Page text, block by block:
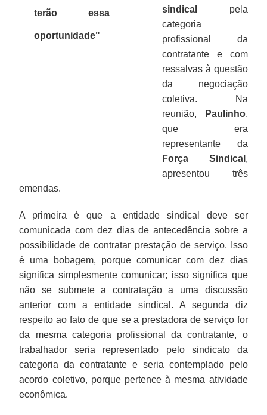
terão essa
oportunidade"
sindical
pela
categoria
profissional da
contratante e com
ressalvas à questão
da negociação
coletiva. Na
reunião,
Paulinho,
que era
representante da
Força Sindical ,
apresentou três
emendas.
A primeira é que a entidade sindical deve ser
comunicada com dez dias de antecedência sobre a
possibilidade de contratar prestação de serviço. Isso
é uma bobagem, porque comunicar com dez dias
significa simplesmente comunicar; isso significa que
não se submete a contratação a uma discussão
anterior com a entidade sindical. A segunda diz
respeito ao fato de que se a prestadora de serviço for
da mesma categoria profissional da contratante, o
trabalhador seria representado pelo sindicato da
categoria da contratante e seria contemplado pelo
acordo coletivo, porque pertence à mesma atividade
econômica.